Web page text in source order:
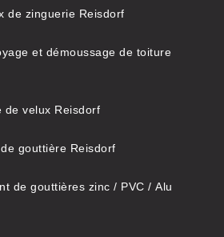
de zinguerie Reisdorf
et démoussage de toiture
de velux Reisdorf
gouttière Reisdorf
de gouttières zinc / PVC / Alu